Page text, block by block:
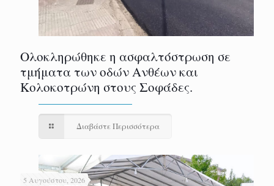
Ολοκληρώθηκε η ασφαλτόστρωση σε
τμήματα των οδών Ανθέων και
Κολοκοτρώνη στους Σοφάδες.
Διαβάστε Περισσότερα
5 Αυγούστου, 2026